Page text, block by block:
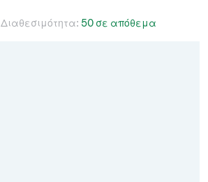
Διαθεσιμότητα: 50 σε απόθεμα